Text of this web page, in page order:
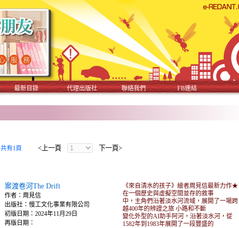
最新目錄 代理出版社 聯絡我們 FB連結
共有1頁 <上一頁 下一頁>
案渡卷河The Drift
作者：周見信
出版社：慢工文化事業有限公司
初版日期：2024年11月29日
再版日期：
《來自清水的孩子》繪者周見信最新力作★
在一個歷史與虛擬空間並存的敘事
中，主角們沿著淡水河流域，展開了一場跨
越400年的辨證之旅 小路和不斷
變化外型的AI助手阿河，沿著淡水河，從
1582年到1983年展開了一段豐盛的